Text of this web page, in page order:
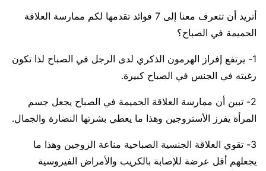
أتريد أن تتعرف معنا إلى 7 فوائد تقدمها لكم ممارسة العلاقة
الحميمة في الصباح؟
1- يرتفع إفراز الهرمون الذكري لدى الرجل في الصباح لذا تكون
رغبته في الجنس في الصباح كبيرة.
2- تبين أن ممارسة العلاقة الحميمة في الصباح يجعل جسم
المرأة يفرز الأستروجين وهذا ما يعطي بشرتها النضارة والجمال.
3- تقوي العلاقة الجنسية الصباحية مناعة الزوجين وهذا ما
يجعلهم أقل عرضة للإصابة بالكريب والأمراض الفيروسية